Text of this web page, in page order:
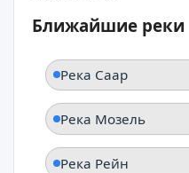
Ближайшие реки
Река Саар
Река Мозель
Река Рейн